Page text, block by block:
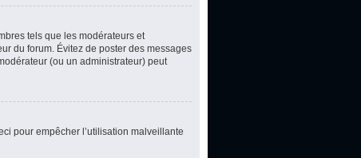
tels que les modérateurs et
du forum. Évitez de poster des messages
(ou un administrateur) peut
pour empêcher l’utilisation malveillante